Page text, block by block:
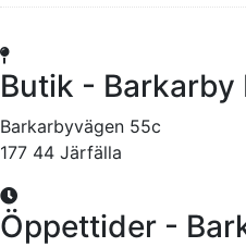
Butik - Barkarby
Barkarbyvägen 55c
177 44 Järfälla
Öppettider -